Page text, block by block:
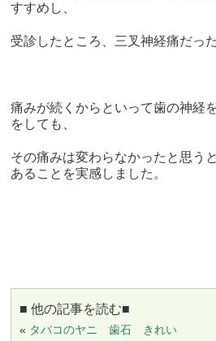
すすめし、
受診したところ、三叉神経痛だっ
痛みが続くからといって歯の神経
をしても、
その痛みは変わらなかったと思う
あることを実感しました。
■ 他の記事を読む■
« タバコのヤニ 歯石 きれい